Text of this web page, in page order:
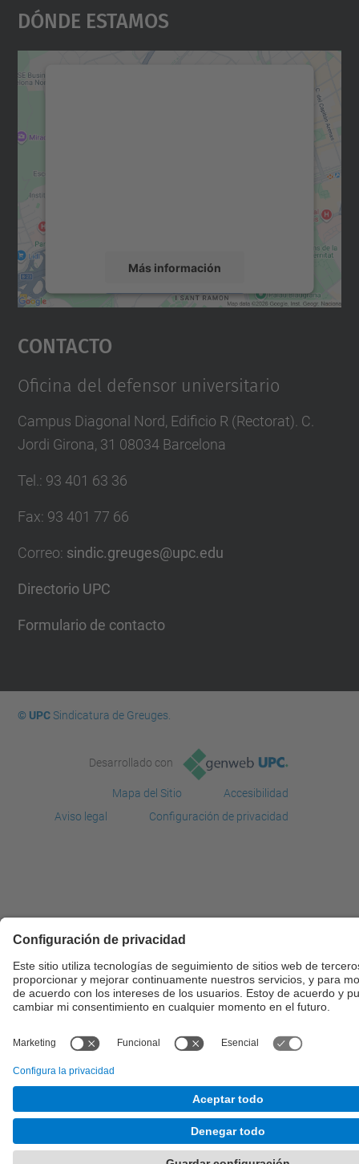
Dónde Estamos
Más información
Aceptar
powered by
Contacto
Oficina del defensor universitario
Campus Diagonal Nord, Edificio R (Rectorat). C.
Jordi Girona, 31 08034 Barcelona
Tel. : 93 401 63 36
Fax: 93 401 77 66
Correo: sindic.greuges@upc.edu
Directorio UPC
Formulario de contacto
© UPCSindicatura de Greuges.
Desarrollado con
Mapa del Sitio
Accesibilidad
Aviso legal
Configuración de privacidad